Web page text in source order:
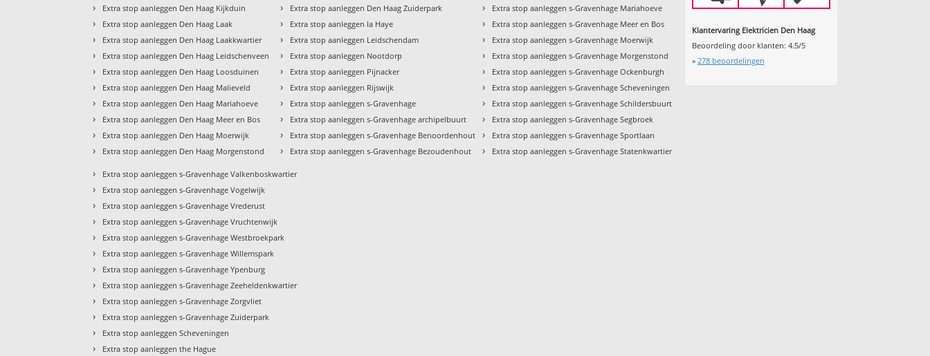
› Extra stop aanleggen Den Haag Kijkduin
› Extra stop aanleggen Den Haag Laak
› Extra stop aanleggen Den Haag Laakkwartier
› Extra stop aanleggen Den Haag Leidschenveen
› Extra stop aanleggen Den Haag Loosduinen
› Extra stop aanleggen Den Haag Malieveld
› Extra stop aanleggen Den Haag Mariahoeve
› Extra stop aanleggen Den Haag Meer en Bos
› Extra stop aanleggen Den Haag Moerwijk
› Extra stop aanleggen Den Haag Morgenstond
› Extra stop aanleggen Den Haag Zuiderpark
› Extra stop aanleggen la Haye
› Extra stop aanleggen Leidschendam
› Extra stop aanleggen Nootdorp
› Extra stop aanleggen Pijnacker
› Extra stop aanleggen Rijswijk
› Extra stop aanleggen s-Gravenhage
› Extra stop aanleggen s-Gravenhage archipelbuurt
› Extra stop aanleggen s-Gravenhage Benoordenhout
› Extra stop aanleggen s-Gravenhage Bezoudenhout
› Extra stop aanleggen s-Gravenhage Mariahoeve
› Extra stop aanleggen s-Gravenhage Meer en Bos
› Extra stop aanleggen s-Gravenhage Moerwijk
› Extra stop aanleggen s-Gravenhage Morgenstond
› Extra stop aanleggen s-Gravenhage Ockenburgh
› Extra stop aanleggen s-Gravenhage Scheveningen
› Extra stop aanleggen s-Gravenhage Schildersbuurt
› Extra stop aanleggen s-Gravenhage Segbroek
› Extra stop aanleggen s-Gravenhage Sportlaan
› Extra stop aanleggen s-Gravenhage Statenkwartier
› Extra stop aanleggen s-Gravenhage Valkenboskwartier
› Extra stop aanleggen s-Gravenhage Vogelwijk
› Extra stop aanleggen s-Gravenhage Vrederust
› Extra stop aanleggen s-Gravenhage Vruchtenwijk
› Extra stop aanleggen s-Gravenhage Westbroekpark
› Extra stop aanleggen s-Gravenhage Willemspark
› Extra stop aanleggen s-Gravenhage Ypenburg
› Extra stop aanleggen s-Gravenhage Zeeheldenkwartier
› Extra stop aanleggen s-Gravenhage Zorgvliet
› Extra stop aanleggen s-Gravenhage Zuiderpark
› Extra stop aanleggen Scheveningen
› Extra stop aanleggen the Hague
Klantervaring Elektricien Den Haag
Beoordeling door klanten: 4.5/5
» 278beoordelingen